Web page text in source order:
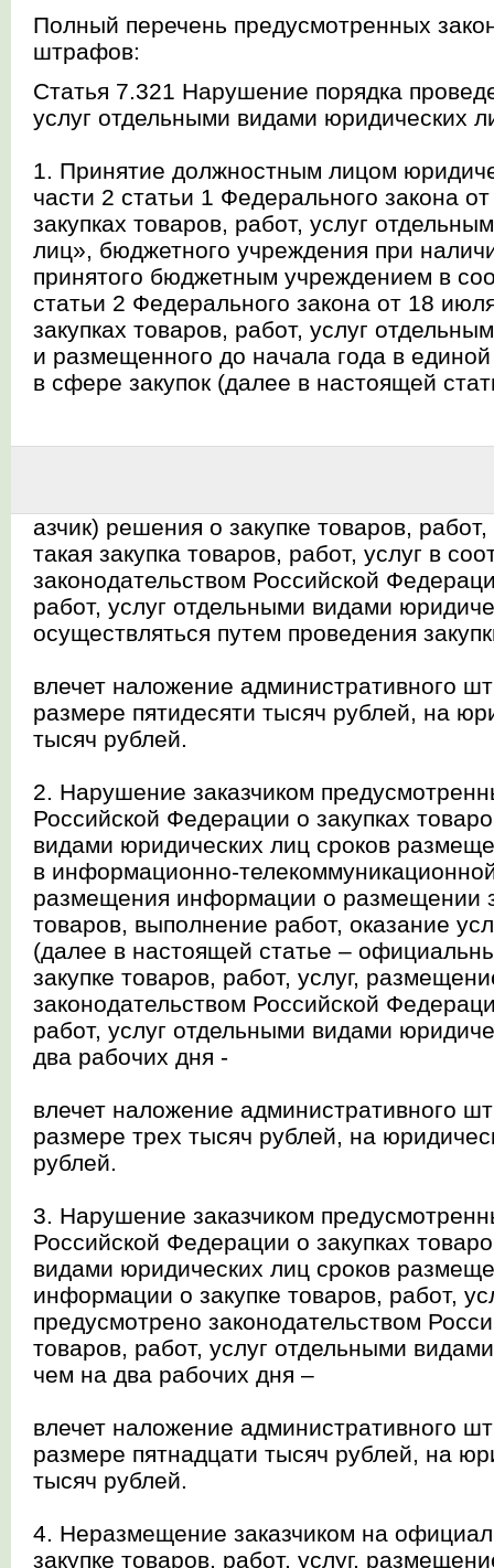
Полный перечень предусмотренных
штрафов:
Статья 7.321 Нарушение порядка
услуг отдельными видами юридических
1. Принятие должностным лицом
части 2 статьи 1 Федерального закона
закупках товаров, работ, услуг
лиц», бюджетного учреждения при
принятого бюджетным учреждением в
статьи 2 Федерального закона от 18
закупках товаров, работ, услуг
и размещенного до начала года в
в сфере закупок (далее в настоящей
азчик) решения о закупке товаров,
такая закупка товаров, работ, услуг в
законодательством Российской
работ, услуг отдельными видами
осуществляться путем проведения
влечет наложение административного
размере пятидесяти тысяч рублей, на
тысяч рублей.
2. Нарушение заказчиком
Российской Федерации о закупках
видами юридических лиц сроков
в информационно-
размещения информации о размещении
товаров, выполнение работ, оказание
(далее в настоящей статье –
закупке товаров, работ, услуг,
законодательством Российской
работ, услуг отдельными видами
два рабочих дня -
влечет наложение административного
размере трех тысяч рублей, на
рублей.
3. Нарушение заказчиком
Российской Федерации о закупках
видами юридических лиц сроков
информации о закупке товаров, работ,
предусмотрено законодательством
товаров, работ, услуг отдельными
чем на два рабочих дня –
влечет наложение административного
размере пятнадцати тысяч рублей, на
тысяч рублей.
4. Неразмещение заказчиком на
закупке товаров, работ, услуг,